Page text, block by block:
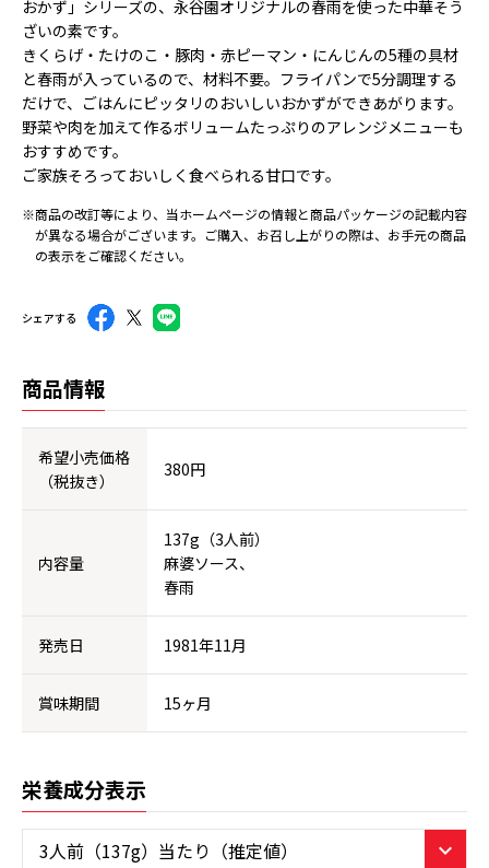
おかず」シリーズの、永谷園オリジナルの春雨を使った中華そう
ざいの素です。
きくらげ・たけのこ・豚肉・赤ピーマン・にんじんの5種の具材
と春雨が入っているので、材料不要。フライパンで5分調理する
だけで、ごはんにピッタリのおいしいおかずができあがります。
野菜や肉を加えて作るボリュームたっぷりのアレンジメニューも
おすすめです。
ご家族そろっておいしく食べられる甘口です。
※商品の改訂等により、当ホームページの情報と商品パッケージの記載内容
が異なる場合がございます。ご購入、お召し上がりの際は、お手元の商品
の表示をご確認ください。
シェアする
商品情報
希望小売価格
（税抜き）
380円
内容量
137g（3人前）
麻婆ソース、
春雨
発売日 1981年11月
賞味期間 15ヶ月
栄養成分表示